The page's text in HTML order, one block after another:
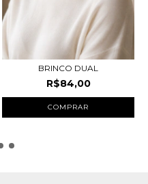
BRINCO DUAL
R$84,00